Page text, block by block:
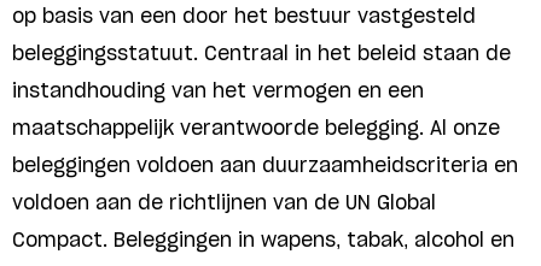
op basis van een door het bestuur vastgesteld
beleggingsstatuut. Centraal in het beleid staan de
instandhouding van het vermogen en een
maatschappelijk verantwoorde belegging. Al onze
beleggingen voldoen aan duurzaamheidscriteria en
voldoen aan de richtlijnen van de UN Global
Compact. Beleggingen in wapens, tabak, alcohol en